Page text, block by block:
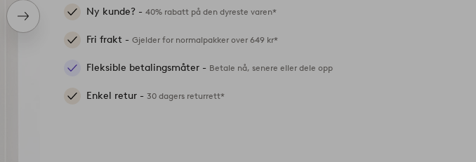
Neste
produkt
Ny kunde? -40% rabatt på den dyreste varen*
Fri frakt -Gjelder for normalpakker over 649 kr*
Fleksible betalingsmåter - Betale nå, senere eller dele opp
Enkel retur -30 dagers returrett*